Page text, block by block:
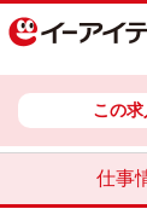
この求
仕事